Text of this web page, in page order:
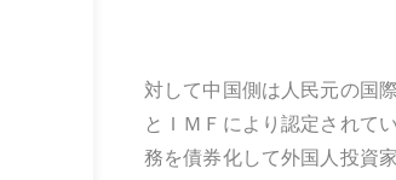
対して中国側は人民元の国
とＩＭＦにより認定されて
務を債券化して外国人投資